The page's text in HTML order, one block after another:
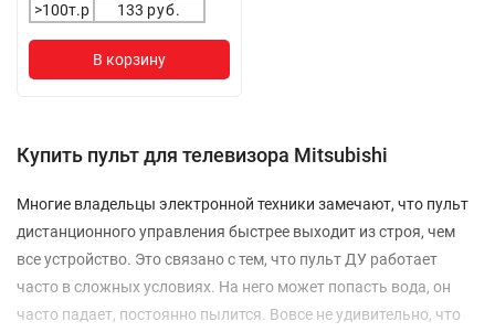
>100т.р
133 руб.
В корзину
Купить пульт для телевизора Mitsubishi
Многие владельцы электронной техники замечают, что пульт
дистанционного управления быстрее выходит из строя, чем
все устройство. Это связано с тем, что пульт ДУ работает
часто в сложных условиях. На него может попасть вода, он
часто падает, постоянно пылится. Вовсе не удивительно, что